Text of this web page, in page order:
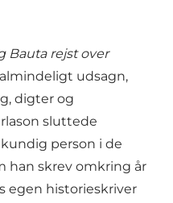
Bauta rejst over
udsagn,
digter og
sluttede
person i de
han skrev omkring år
egen historieskriver